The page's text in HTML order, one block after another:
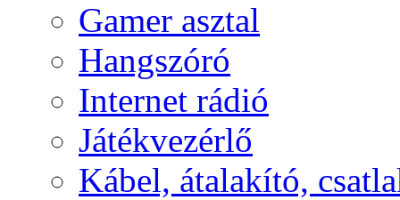
Gamer asztal
Hangszóró
Internet rádió
Játékvezérlő
Kábel, átalakító,